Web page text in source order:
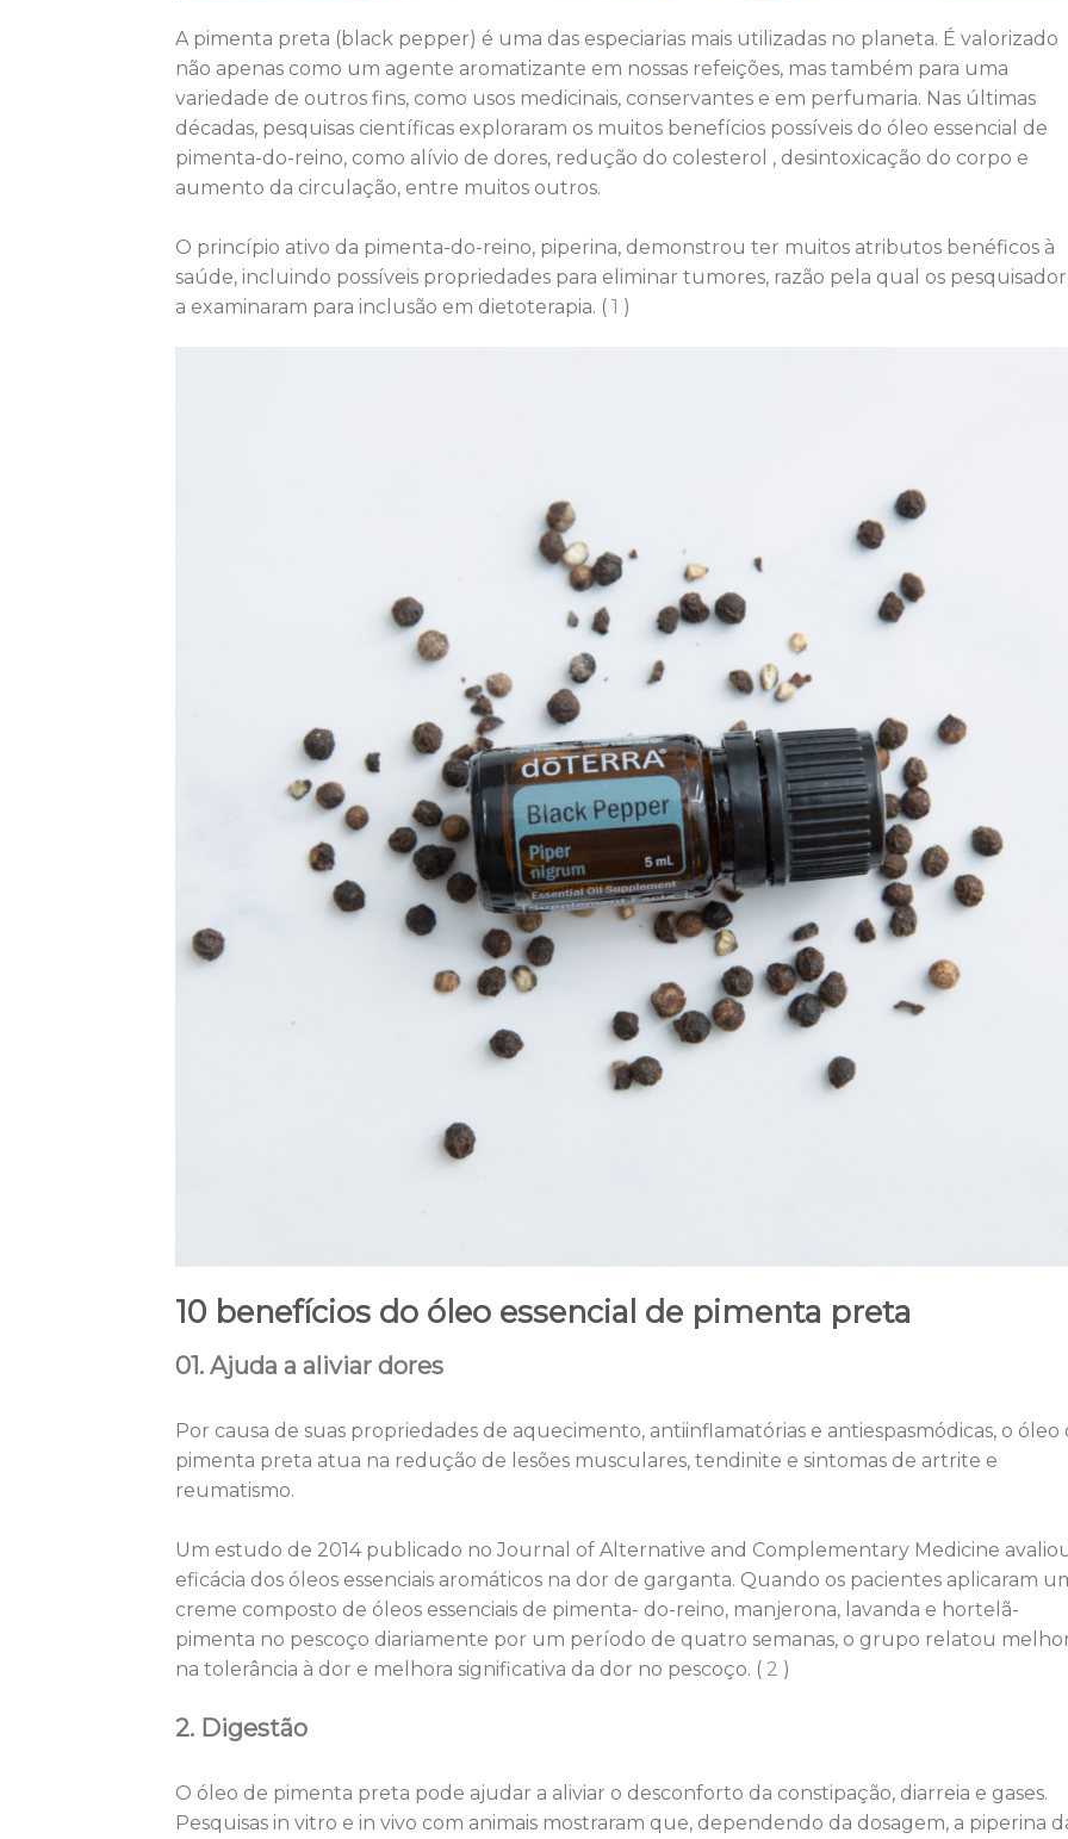
A pimenta preta (black pepper) é uma das especiarias mais utilizadas no planeta. É valorizado
não apenas como um agente aromatizante em nossas refeições, mas também para uma
variedade de outros fins, como usos medicinais, conservantes e em perfumaria. Nas últimas
décadas, pesquisas científicas exploraram os muitos benefícios possíveis do óleo essencial de
pimenta-do-reino, como alívio de dores, redução do colesterol , desintoxicação do corpo e
aumento da circulação, entre muitos outros.
O princípio ativo da pimenta-do-reino, piperina, demonstrou ter muitos atributos benéficos à
saúde, incluindo possíveis propriedades para eliminar tumores, razão pela qual os
a examinaram para inclusão em dietoterapia. ( 1 )
10 benefícios do óleo essencial de pimenta preta
01. Ajuda a aliviar dores
Por causa de suas propriedades de aquecimento, antiinflamatórias e antiespasmódicas, o óleo
pimenta preta atua na redução de lesões musculares, tendinite e sintomas de artrite e
reumatismo.
Um estudo de 2014 publicado no Journal of Alternative and Complementary Medicine
eficácia dos óleos essenciais aromáticos na dor de garganta. Quando os pacientes aplicaram
creme composto de óleos essenciais de pimenta- do-reino, manjerona, lavanda e hortelã-
pimenta no pescoço diariamente por um período de quatro semanas, o grupo relatou
na tolerância à dor e melhora significativa da dor no pescoço. ( 2 )
2. Digestão
O óleo de pimenta preta pode ajudar a aliviar o desconforto da constipação, diarreia e gases.
Pesquisas in vitro e in vivo com animais mostraram que, dependendo da dosagem, a piperina